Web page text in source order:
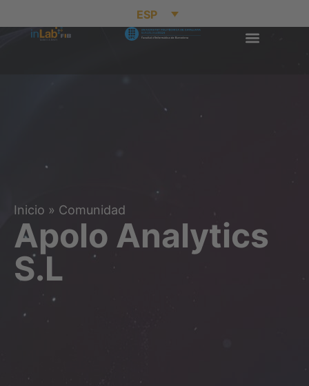
ESP
Inicio » Comunidad
Apolo Analytics
S.L